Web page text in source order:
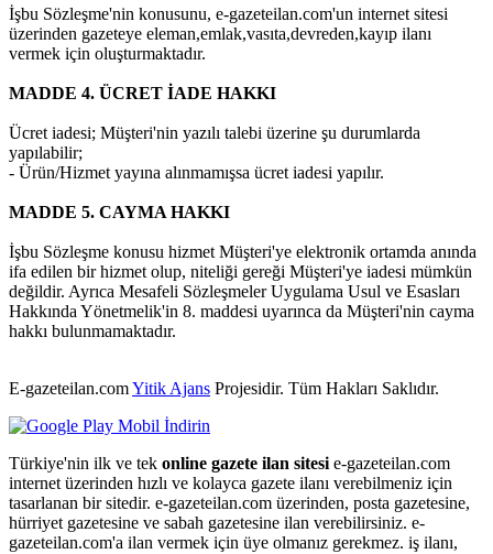
İşbu Sözleşme'nin konusunu, e-gazeteilan.com'un internet sitesi
üzerinden gazeteye eleman,emlak,vasıta,devreden,kayıp ilanı
vermek için oluşturmaktadır.
MADDE 4. ÜCRET İADE HAKKI
Ücret iadesi; Müşteri'nin yazılı talebi üzerine şu durumlarda
yapılabilir;
- Ürün/Hizmet yayına alınmamışsa ücret iadesi yapılır.
MADDE 5. CAYMA HAKKI
İşbu Sözleşme konusu hizmet Müşteri'ye elektronik ortamda anında
ifa edilen bir hizmet olup, niteliği gereği Müşteri'ye iadesi mümkün
değildir. Ayrıca Mesafeli Sözleşmeler Uygulama Usul ve Esasları
Hakkında Yönetmelik'in 8. maddesi uyarınca da Müşteri'nin cayma
hakkı bulunmamaktadır.
E-gazeteilan.comYitik Ajans Projesidir. Tüm Hakları Saklıdır.
Türkiye'nin ilk ve tek online gazete ilan sitesi e-gazeteilan.com
internet üzerinden hızlı ve kolayca gazete ilanı verebilmeniz için
tasarlanan bir sitedir. e-gazeteilan.com üzerinden, posta gazetesine,
hürriyet gazetesine ve sabah gazetesine ilan verebilirsiniz. e-
gazeteilan.com'a ilan vermek için üye olmanız gerekmez. iş ilanı,